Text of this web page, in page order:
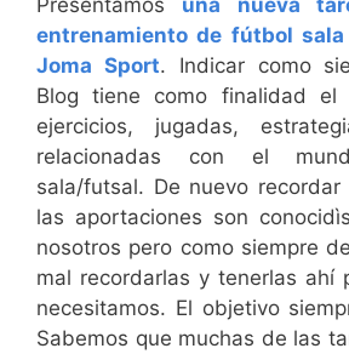
entrenamiento de fútbol sala
Joma Sport. Indicar como
Blog tiene como finalidad el
ejercicios, jugadas,
relacionadas con el
sala/futsal. De nuevo
las aportaciones son
nosotros pero como siempre
mal recordarlas y tenerlas ahí
necesitamos. El objetivo
Sabemos que muchas de las